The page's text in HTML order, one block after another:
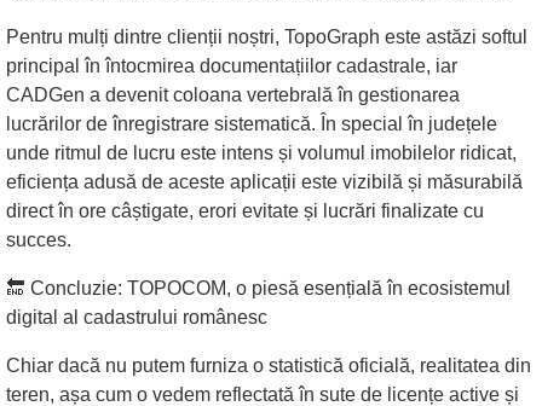
Pentru mulți dintre clienții noștri, TopoGraph este astăzi softul
principal în întocmirea documentațiilor cadastrale, iar
CADGen a devenit coloana vertebrală în gestionarea
lucrărilor de înregistrare sistematică. În special în județele
unde ritmul de lucru este intens și volumul imobilelor ridicat,
eficiența adusă de aceste aplicații este vizibilă și măsurabilă
direct în ore câștigate, erori evitate și lucrări finalizate cu
succes.
🔚 Concluzie: TOPOCOM, o piesă esențială în ecosistemul
digital al cadastrului românesc
Chiar dacă nu putem furniza o statistică oficială, realitatea din
teren, așa cum o vedem reflectată în sute de licențe active și